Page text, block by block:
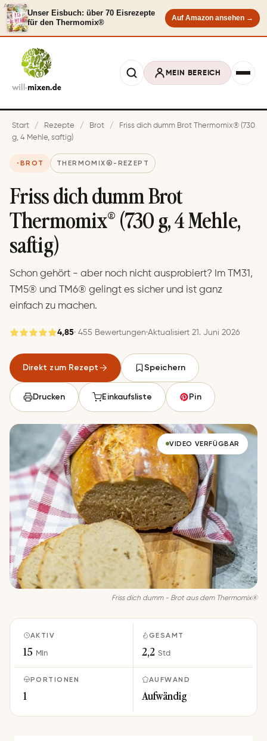
Anzeige
Unser Eisbuch: über 70 Eisrezepte
für den Thermomix®
Auf Amazon ansehen →
MEIN BEREICH
Start / Rezepte / Brot /
Friss dich dumm Brot Thermomix® (730
g, 4 Mehle, saftig)
BROT THERMOMIX®-REZEPT
Friss dich dumm Brot
Thermomix® (730 g, 4 Mehle,
saftig)
Schon gehört - aber noch nicht ausprobiert? Im TM31,
TM5® und TM6® gelingt es sicher und ist ganz
einfach zu machen.
4,85· 455 Bewertungen·Aktualisiert 21. Juni 2026
Direkt zum Rezept
Gespeichert
Speichern
Speichern
Drucken Einkaufsliste Pin
VIDEO VERFÜGBAR
Friss dich dumm - Brot aus dem Thermomix®
AKTIV
15 Min
GESAMT
2,2 Std
PORTIONEN
1
AUFWAND
Aufwändig